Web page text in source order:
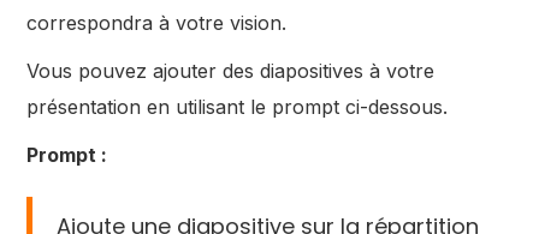
correspondra à votre vision.
Vous pouvez ajouter des diapositives à votre
présentation en utilisant le prompt ci-dessous.
Prompt :
Ajoute une diapositive sur la répartition